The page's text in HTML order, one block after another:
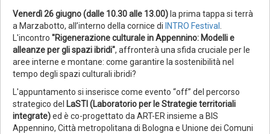
Venerdì 26 giugno (dalle 10.30 alle 13.00) la prima tappa si terrà
a Marzabotto, all’interno della cornice di INTRO Festival
L'incontro "Rigenerazione culturale in Appennino: Modelli e
alleanze per gli spazi ibridi", affronterà una sfida cruciale per le
aree interne e montane: come garantire la sostenibilità nel
tempo degli spazi culturali ibridi?
L'appuntamento si inserisce come evento “off” del percorso
strategico del LaSTI (Laboratorio per le Strategie territoriali
integrate)ed è co-progettato da ART-ER insieme a BIS
Appennino, Città metropolitana di Bologna e Unione dei Comuni